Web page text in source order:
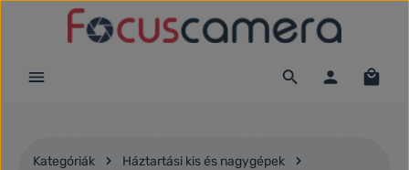
Ugrás a fő tartalomra
Kategóriák
Háztartási kis és nagygépek